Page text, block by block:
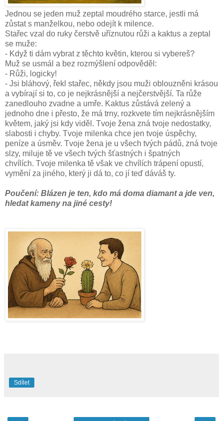
Jednou se jeden muž zeptal moudrého starce, jestli má
zůstat s manželkou, nebo odejít k milence.
Stařec vzal do ruky čerstvě uříznutou růži a kaktus a zeptal
se muže:
- Když ti dám vybrat z těchto květin, kterou si vybereš?
Muž se usmál a bez rozmýšlení odpověděl:
- Růži, logicky!
- Jsi bláhový, řekl stařec, někdy jsou muži oblouzněni krásou
a vybírají si to, co je nejkrásnější a nejčerstvější. Ta růže
zanedlouho zvadne a umře. Kaktus zůstává zelený a
jednoho dne i přesto, že má trny, rozkvete tím nejkrásnějším
květem, jaký jsi kdy viděl. Tvoje žena zná tvoje nedostatky,
slabosti i chyby. Tvoje milenka chce jen tvoje úspěchy,
peníze a úsměv. Tvoje žena je u všech tvých pádů, zná tvoje
slzy, miluje tě ve všech tvých šťastných i špatných
chvílích. Tvoje milenka tě však ve chvílích trápení opustí,
vymění za jiného, který ji dá to, co jí teď dáváš ty.
Poučení: Blázen je ten, kdo má doma diamant a jde ven,
hledat kameny na jiné cesty!
Sdílet